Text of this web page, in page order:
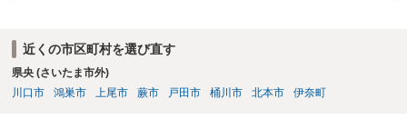
近くの市区町村を選び直す
県央 (さいたま市外)
川口市
鴻巣市 上尾市 蕨市 戸田市 桶川市 北本市 伊奈町